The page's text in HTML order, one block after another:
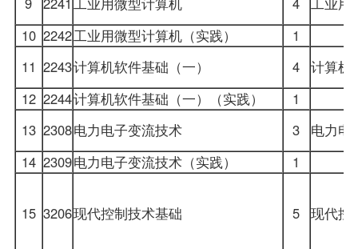
10 2242工业用微型计算机（实践）
1
11 2243计算机软件基础（一） 4 计算机
12 2244计算机软件基础（一）（实践）
1
13 2308电力电子变流技术 3
电力电
14 2309电力电子变流技术（实践） 1
15 3206现代控制技术基础 5 现代控